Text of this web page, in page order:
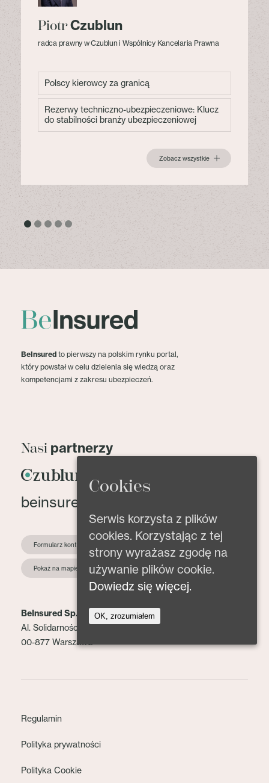
PiotrCzublun
radca prawny w Czublun i Wspólnicy Kancelaria Prawna
Polscy kierowcy za granicą
Rezerwy techniczno-ubezpieczeniowe: Klucz
do stabilności branży ubezpieczeniowej
Zobacz wszystkie
BeInsured to pierwszy na polskim rynku portal,
który powstał w celu dzielenia się wiedzą oraz
kompetencjami z zakresu ubezpieczeń.
Nasi partnerzy
beinsured@beinsured.pl
Formularz kontaktowy
Pokaż na mapie
BeInsured Sp. z o.o.
Al. Solidarności 153 lok. 2
00-877 Warszawa
Regulamin
Polityka prywatności
Polityka Cookie
Cookies
Serwis korzysta z plików
cookies. Korzystając z tej
strony wyrażasz zgodę na
używanie plików cookie.
Dowiedz się więcej.
OK, zrozumiałem